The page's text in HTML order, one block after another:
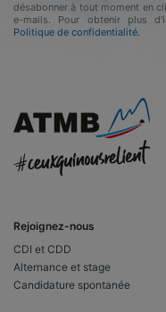
désabonner à tout moment en
e-mails. Pour obtenir plus
Politique de confidentialité.
Rejoignez-nous
CDI et CDD
Alternance et stage
Candidature spontanée